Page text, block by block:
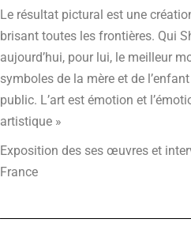
Le résultat pictural est une
brisant toutes les frontières. Qui
aujourd’hui, pour lui, le meilleur
symboles de la mère et de
public. L’art est émotion et
artistique »
Exposition des ses œuvres et
France